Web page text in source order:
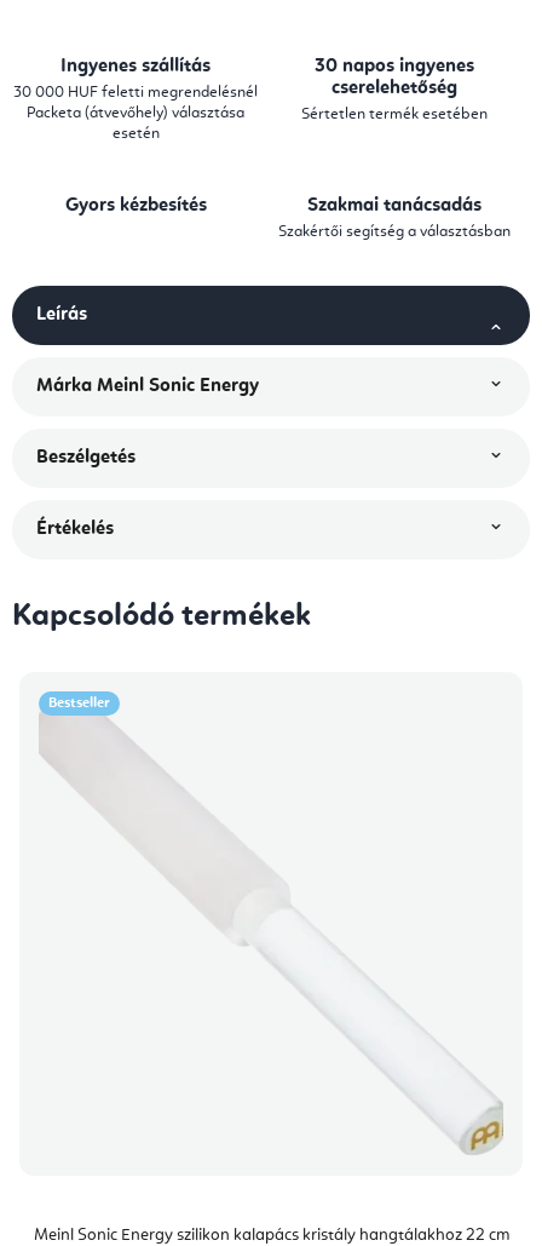
Ingyenes szállítás
30 000 HUF feletti megrendelésnél
Packeta (átvevőhely) választása
esetén
30 napos ingyenes
cserelehetőség
Sértetlen termék esetében
Gyors kézbesítés Szakmai tanácsadás
Szakértői segítség a választásban
Leírás
Márka Meinl Sonic Energy
Beszélgetés
Értékelés
Kapcsolódó termékek
Bestseller
Meinl Sonic Energy szilikon kalapács kristály hangtálakhoz 22 cm